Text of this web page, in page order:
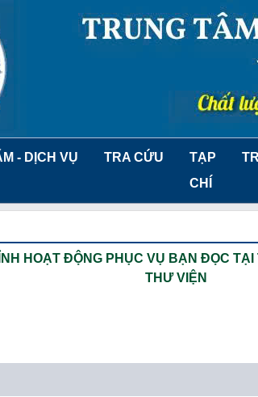
- DỊCH VỤ TRA CỨU
TẠP
CHÍ
HOẠT ĐỘNG PHỤC VỤ BẠN ĐỌC TẠI
THƯ VIỆN